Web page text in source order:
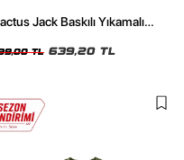
Jack Baskılı Yıkamalı
TL 639,20 TL